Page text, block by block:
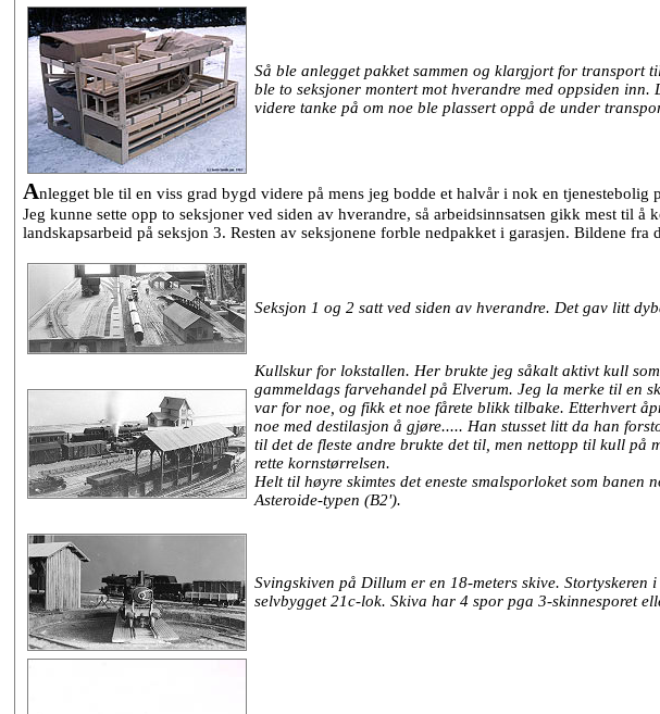
Så ble anlegget pakket sammen og klargjort for transport
ble to seksjoner montert mot hverandre med oppsiden
videre tanke på om noe ble plassert oppå de under
Anlegget ble til en viss grad bygd videre på mens jeg bodde et halvår i nok en
Jeg kunne sette opp to seksjoner ved siden av hverandre, så arbeidsinnsatsen gikk mest til å
landskapsarbeid på seksjon 3. Resten av seksjonene forble nedpakket i garasjen. Bildene fra
Seksjon 1 og 2 satt ved siden av hverandre. Det gav litt
Kullskur for lokstallen. Her brukte jeg såkalt aktivt kull
gammeldags farvehandel på Elverum. Jeg la merke til en
var for noe, og fikk et noe fårete blikk tilbake. Etterhvert
noe med destilasjon å gjøre..... Han stusset litt da han
til det de fleste andre brukte det til, men nettopp til kull
rette kornstørrelsen.
Helt til høyre skimtes det eneste smalsporloket som banen
Asteroide-typen (B2').
Svingskiven på Dillum er en 18-meters skive.
selvbygget 21c-lok. Skiva har 4 spor pga 3-skinnesporet